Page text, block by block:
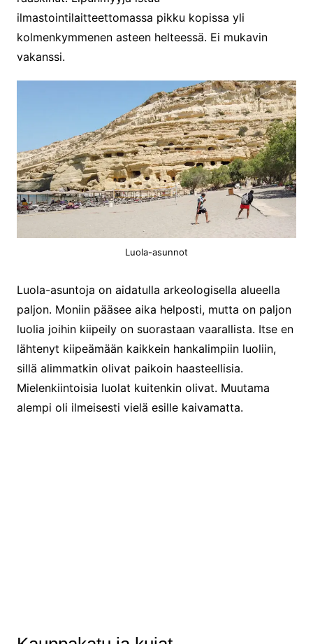
ilmastointilaitteettomassa pikku kopissa yli
kolmenkymmenen asteen helteessä. Ei mukavin
vakanssi.
Luola-asunnot
Luola-asuntoja on aidatulla arkeologisella alueella
paljon. Moniin pääsee aika helposti, mutta on paljon
luolia joihin kiipeily on suorastaan vaarallista. Itse en
lähtenyt kiipeämään kaikkein hankalimpiin luoliin,
sillä alimmatkin olivat paikoin haasteellisia.
Mielenkiintoisia luolat kuitenkin olivat. Muutama
alempi oli ilmeisesti vielä esille kaivamatta.